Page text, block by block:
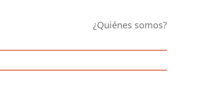
¿Quiénes somos?